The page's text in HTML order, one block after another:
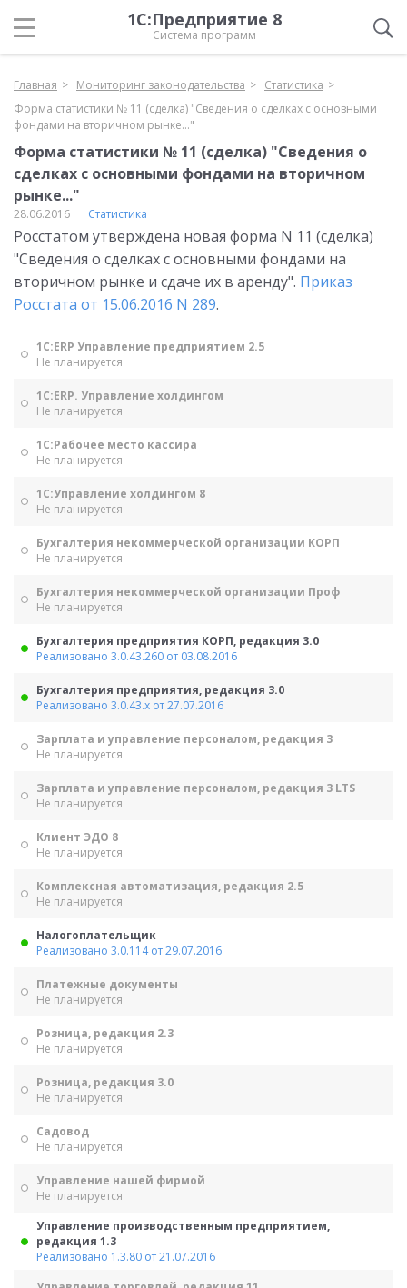
1С:Предприятие 8
Система программ
Главная Мониторинг законодательства
Статистика
Форма статистики № 11 (сделка) "Сведения о сделках с основными
фондами на вторичном рынке..."
Форма статистики № 11 (сделка) "Сведения о
сделках с основными фондами на вторичном
рынке..."
28.06.2016 Статистика
Росстатом утверждена новая форма N 11 (сделка)
"Сведения о сделках с основными фондами на
вторичном рынке и сдаче их в аренду". Приказ
Росстата от 15.06.2016 N 289.
1С:ERP Управление предприятием 2.5
Не планируется
1С:ERP. Управление холдингом
Не планируется
1С:Рабочее место кассира
Не планируется
1С:Управление холдингом 8
Не планируется
Бухгалтерия некоммерческой организации КОРП
Не планируется
Бухгалтерия некоммерческой организации Проф
Не планируется
Бухгалтерия предприятия КОРП, редакция 3.0
Реализовано 3.0.43.260 от 03.08.2016
Бухгалтерия предприятия, редакция 3.0
Реализовано 3.0.43.х от 27.07.2016
Зарплата и управление персоналом, редакция 3
Не планируется
Зарплата и управление персоналом, редакция 3 LTS
Не планируется
Клиент ЭДО 8
Не планируется
Комплексная автоматизация, редакция 2.5
Не планируется
Налогоплательщик
Реализовано 3.0.114 от 29.07.2016
Платежные документы
Не планируется
Розница, редакция 2.3
Не планируется
Розница, редакция 3.0
Не планируется
Садовод
Не планируется
Управление нашей фирмой
Не планируется
Управление производственным предприятием,
редакция 1.3
Реализовано 1.3.80 от 21.07.2016